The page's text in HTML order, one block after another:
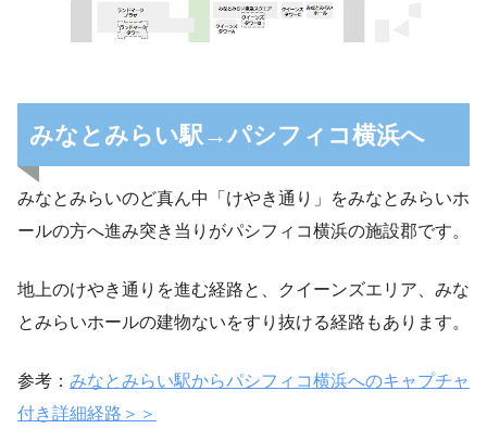
みなとみらい駅→パシフィコ横浜へ
みなとみらいのど真ん中「けやき通り」をみなとみらいホ
ールの方へ進み突き当りがパシフィコ横浜の施設郡です。
地上のけやき通りを進む経路と、クイーンズエリア、みな
とみらいホールの建物ないをすり抜ける経路もあります。
参考： みなとみらい駅からパシフィコ横浜へのキャプチャ
付き詳細経路＞＞